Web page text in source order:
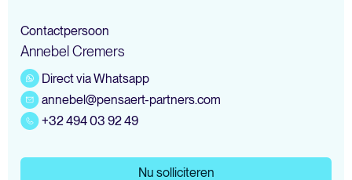
Contactpersoon
Annebel Cremers
Direct via Whatsapp
annebel@pensaert-partners.com
+32 494 03 92 49
Nu solliciteren